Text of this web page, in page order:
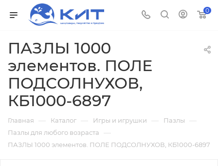
0
ПАЗЛЫ 1000
элементов. ПОЛЕ
ПОДСОЛНУХОВ,
КБ1000-6897
Главная — Каталог — Игры и игрушки — Пазлы —
Пазлы для любого возраста —
ПАЗЛЫ 1000 элементов. ПОЛЕ ПОДСОЛНУХОВ, КБ1000-6897